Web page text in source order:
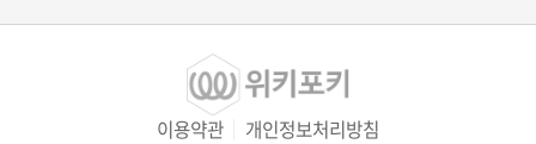
이용약관 개인정보처리방침